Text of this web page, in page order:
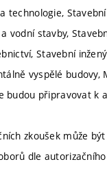
technologie,
vodní stavby,
Stavební
vyspělé budovy,
budou připravovat k
zkoušek může
dle autorizačního